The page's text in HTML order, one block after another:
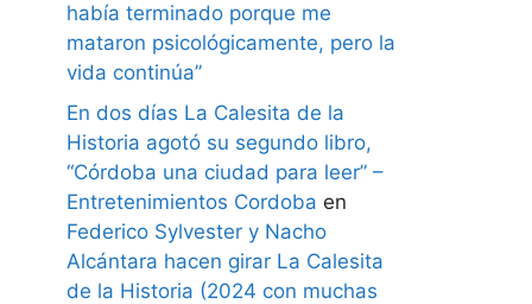
había terminado porque me
mataron psicológicamente, pero la
vida continúa”
En dos días La Calesita de la
Historia agotó su segundo libro,
“Córdoba una ciudad para leer” –
Entretenimientos Cordoba en
Federico Sylvester y Nacho
Alcántara hacen girar La Calesita
de la Historia (2024 con muchas